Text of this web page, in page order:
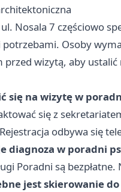
Nosala 7 częściowo
potrzebami. Osoby
przed wizytą, aby
się na wizytę w
się z
odbywa się
diagnoza w poradni
Poradni są
jest skierowanie